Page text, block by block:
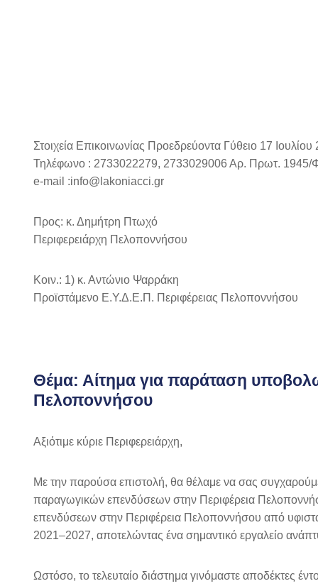
Στοιχεία Επικοινωνίας Προεδρεύοντα Γύθειο 17 Ιουλίου
Τηλέφωνο : 2733022279, 2733029006 Αρ. Πρωτ. 1945/
e-mail :info@lakoniacci.gr
Προς: κ. Δημήτρη Πτωχό
Περιφερειάρχη Πελοποννήσου
Κοιν.: 1) κ. Αντώνιο Ψαρράκη
Προϊστάμενο Ε.Υ.Δ.Ε.Π. Περιφέρειας Πελοποννήσου
Θέμα: Αίτημα για παράταση
Πελοποννήσου
Αξιότιμε κύριε Περιφερειάρχη,
Με την παρούσα επιστολή, θα θέλαμε να σας
παραγωγικών επενδύσεων στην Περιφέρεια
επενδύσεων στην Περιφέρεια Πελοποννήσου από
2021–2027, αποτελώντας ένα σημαντικό εργαλείο
Ωστόσο, το τελευταίο διάστημα γινόμαστε αποδέκτες